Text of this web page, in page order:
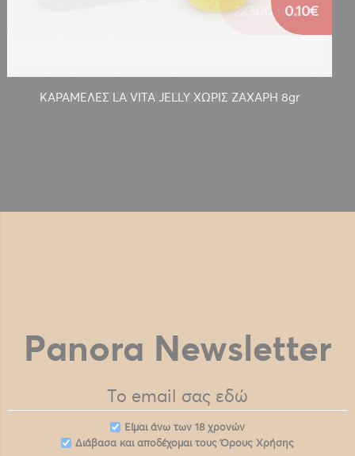
ΚΑΡΑΜΕΛΕΣ LA VITA JELLY ΧΩΡΙΣ ΖΑΧΑΡΗ 8gr
0.10€
Panora Newsletter
Eίμαι άνω των 18 χρονών
Διάβασα και αποδέχομαι τουςΌρους Χρήσης